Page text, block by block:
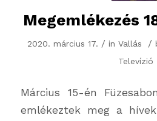
Megemlékezés
2020. március 17. / inVallás /
Televízió
Március 15-én
emlékeztek meg a